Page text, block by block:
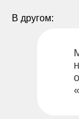
В другом: